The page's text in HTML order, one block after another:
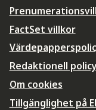
FactSet villkor
Redaktionell policy
Om cookies
Tillgänglighet på